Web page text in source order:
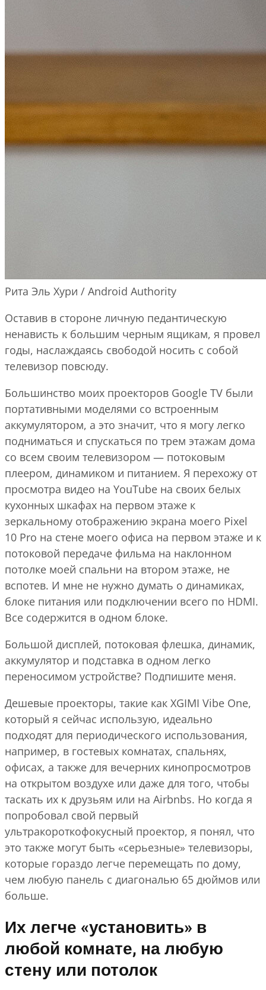
Рита Эль Хури / Android Authority
Оставив в стороне личную педантическую
ненависть к большим черным ящикам, я провел
годы, наслаждаясь свободой носить с собой
телевизор повсюду.
Большинство моих проекторов Google TV были
портативными моделями со встроенным
аккумулятором, а это значит, что я могу легко
подниматься и спускаться по трем этажам дома
со всем своим телевизором — потоковым
плеером, динамиком и питанием. Я перехожу от
просмотра видео на YouTube на своих белых
кухонных шкафах на первом этаже к
зеркальному отображению экрана моего Pixel
10 Pro на стене моего офиса на первом этаже и к
потоковой передаче фильма на наклонном
потолке моей спальни на втором этаже, не
вспотев. И мне не нужно думать о динамиках,
блоке питания или подключении всего по HDMI.
Все содержится в одном блоке.
Большой дисплей, потоковая флешка, динамик,
аккумулятор и подставка в одном легко
переносимом устройстве? Подпишите меня.
Дешевые проекторы, такие как XGIMI Vibe One,
который я сейчас использую, идеально
подходят для периодического использования,
например, в гостевых комнатах, спальнях,
офисах, а также для вечерних кинопросмотров
на открытом воздухе или даже для того, чтобы
таскать их к друзьям или на Airbnbs. Но когда я
попробовал свой первый
ультракороткофокусный проектор, я понял, что
это также могут быть «серьезные» телевизоры,
которые гораздо легче перемещать по дому,
чем любую панель с диагональю 65 дюймов или
больше.
Их легче «установить» в
любой комнате, на любую
стену или потолок